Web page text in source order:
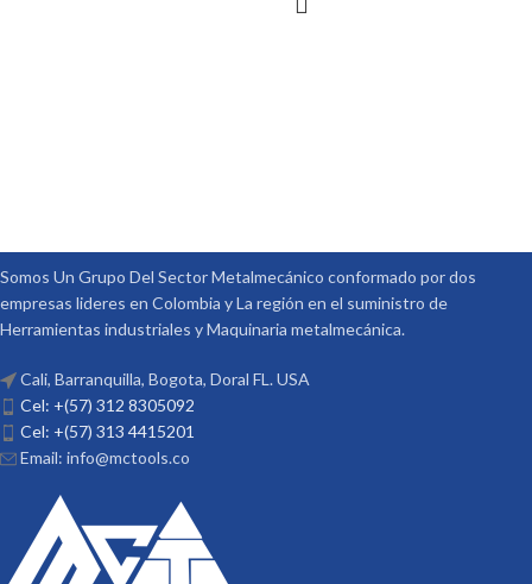
Somos Un Grupo Del Sector Metalmecánico conformado por dos
empresas lideres en Colombia y La región en el suministro de
Herramientas industriales y Maquinaria metalmecánica.
Cali, Barranquilla, Bogota, Doral FL. USA
Cel: +(57) 312 8305092
Cel: +(57) 313 4415201
Email: info@mctools.co